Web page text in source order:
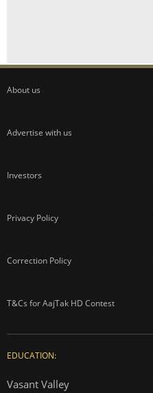
About us
Advertise with us
Investors
Privacy Policy
Correction Policy
T&Cs for AajTak HD Contest
EDUCATION:
Vasant Valley